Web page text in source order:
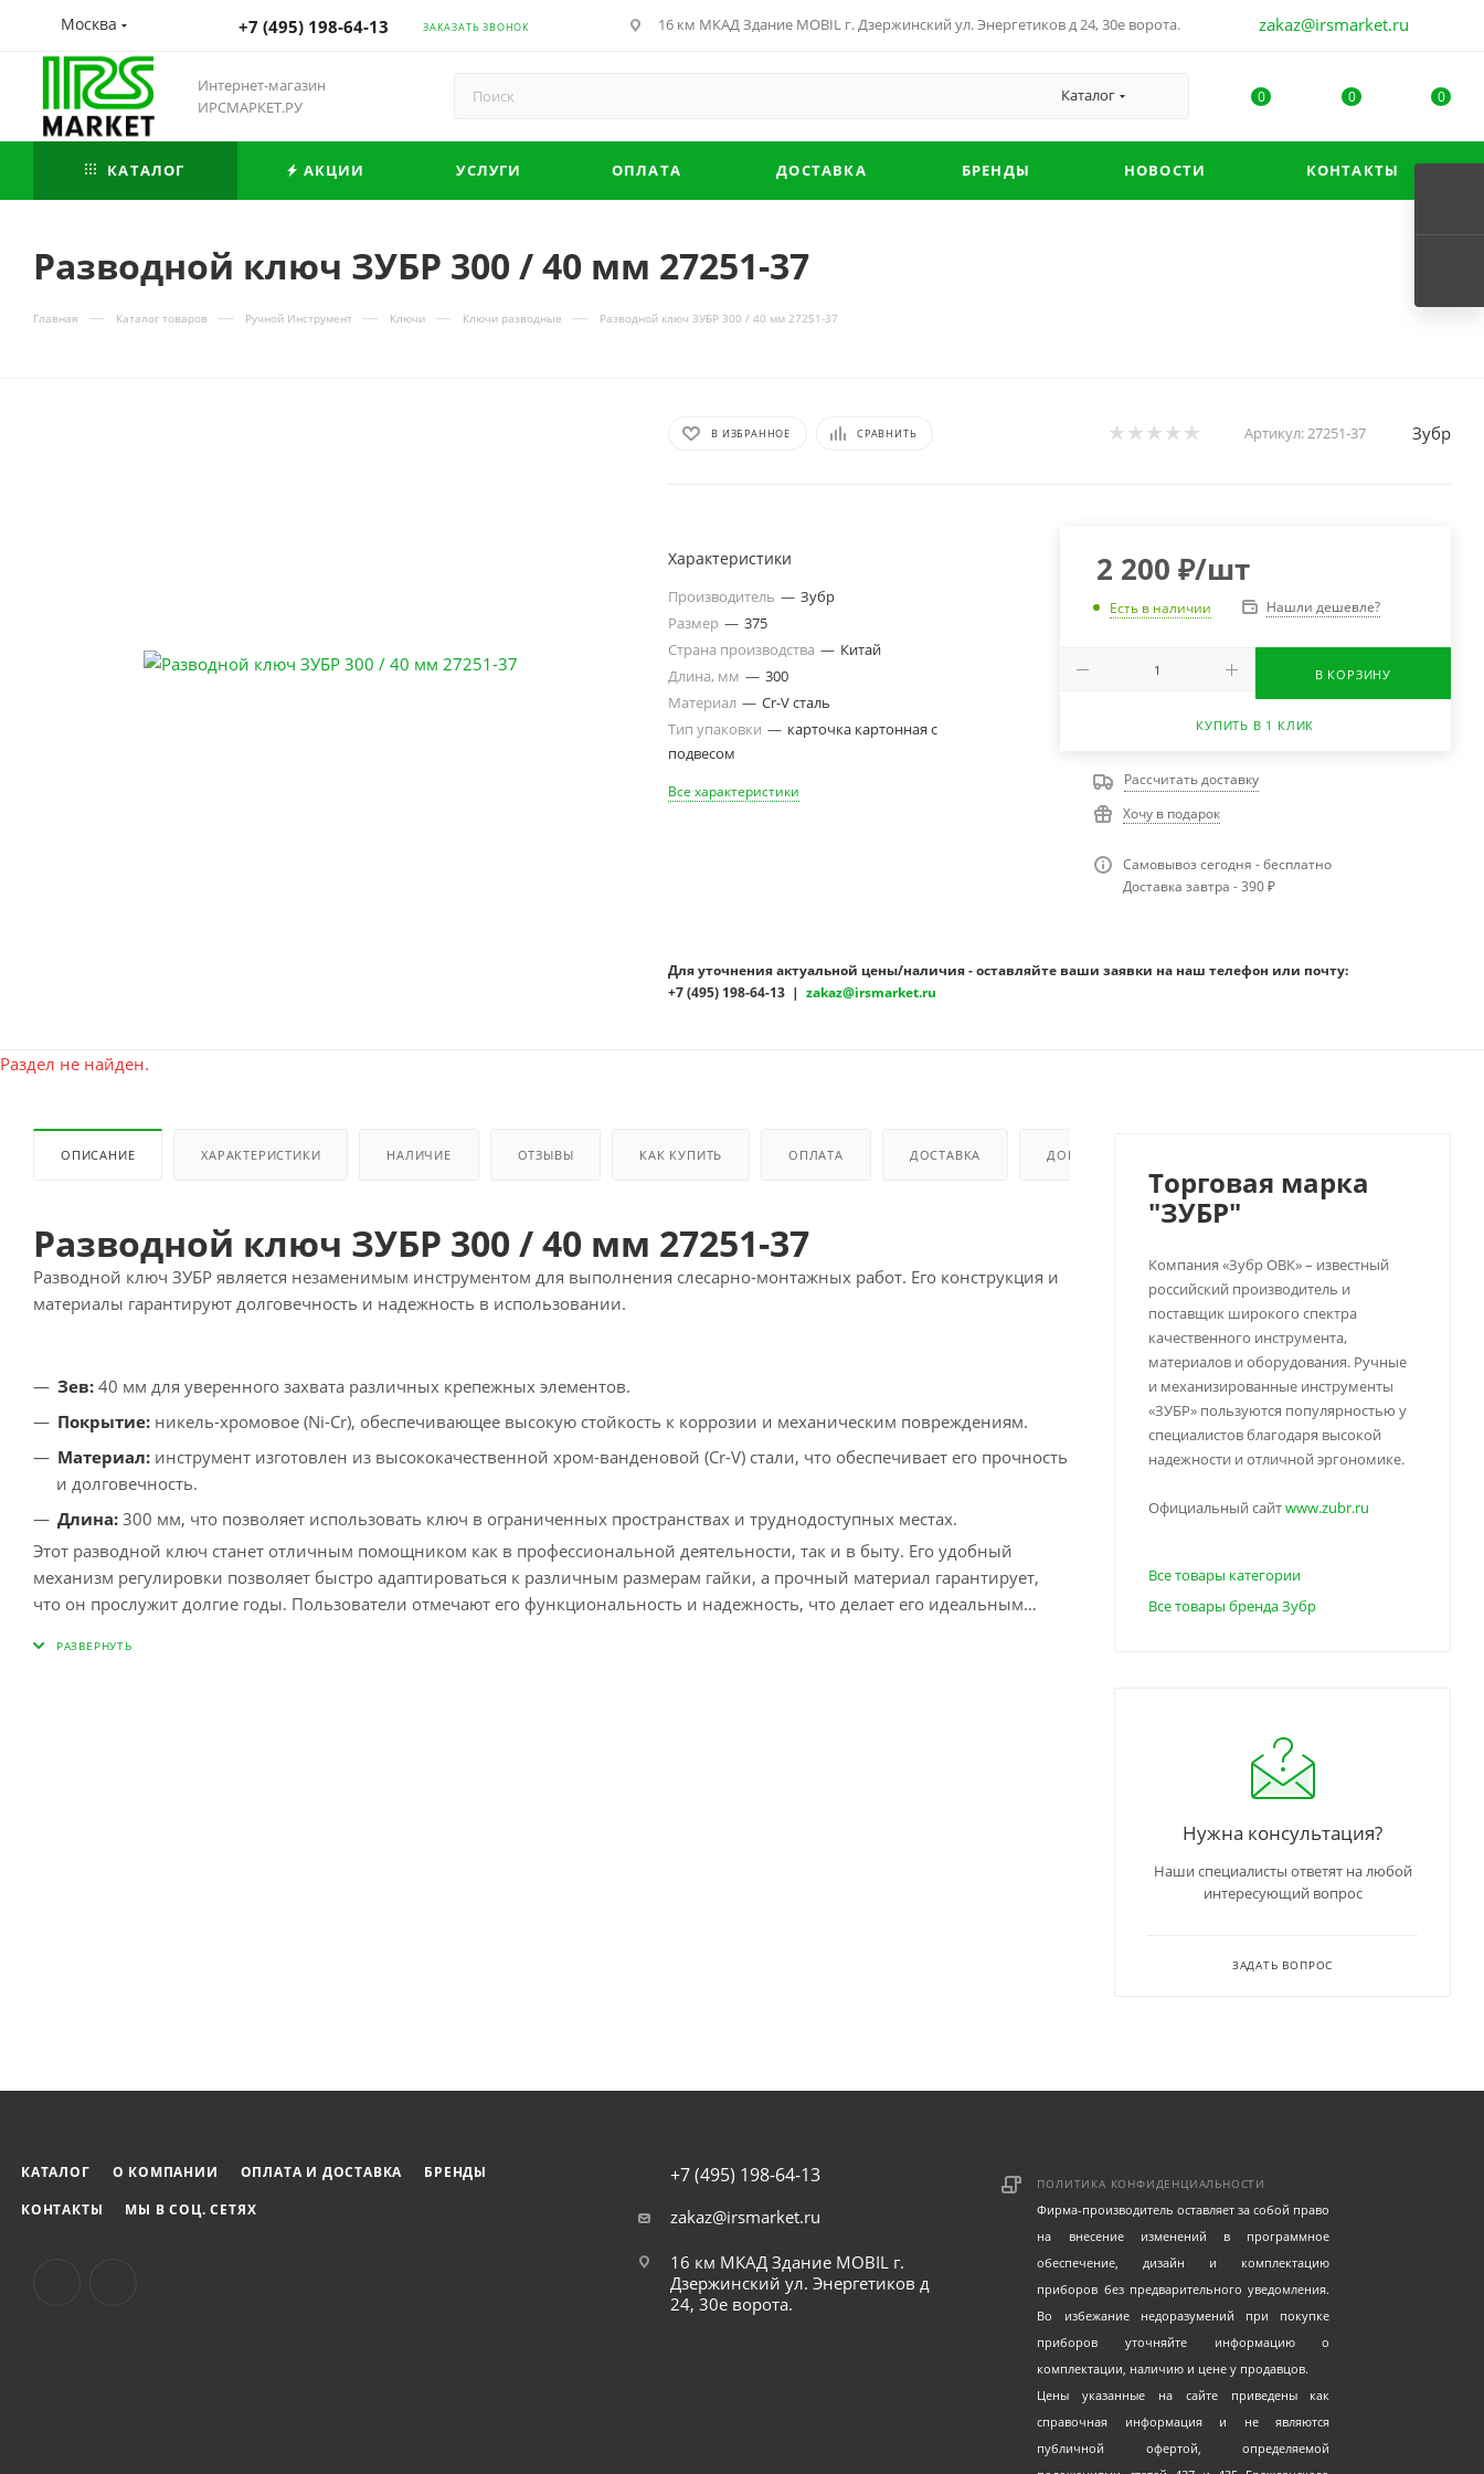
Москва +7 (495) 198-64-13 ЗАКАЗАТЬ ЗВОНОК 16 км МКАД Здание MOBIL г. Дзержинский ул. Энергетиков д 24, 30е ворота. zakaz@irsmarket.ru
Интернет-магазин
ИРСМАРКЕТ.РУ
Каталог 0 0 0
КАТАЛОГ АКЦИИ УСЛУГИ ОПЛАТА ДОСТАВКА БРЕНДЫ НОВОСТИ КОНТАКТЫ
Разводной ключ ЗУБР 300 / 40 мм 27251-37
Главная — Каталог товаров — Ручной Инструмент — Ключи — Ключи разводные — Разводной ключ ЗУБР 300 / 40 мм 27251-37
В ИЗБРАННОЕ СРАВНИТЬ Артикул:27251-37 Зубр
Характеристики
Производитель — Зубр
Размер — 375
Страна производства — Китай
Длина, мм — 300
Материал — Cr-V сталь
Тип упаковки — карточка картонная с
подвесом
Все характеристики
2 200 ₽/шт
Есть в наличии Нашли дешевле?
В КОРЗИНУ
КУПИТЬ В 1 КЛИК
Рассчитать доставку
Хочу в подарок
Самовывоз сегодня - бесплатно
Доставка завтра - 390 ₽
Для уточнения актуальной цены/наличия - оставляйте ваши заявки на наш телефон или почту:
+7 (495) 198-64-13 |zakaz@irsmarket.ru
Раздел не найден.
ОПИСАНИЕ ХАРАКТЕРИСТИКИ НАЛИЧИЕ ОТЗЫВЫ КАК КУПИТЬ ОПЛАТА ДОСТАВКА ДОПОЛНИТЕЛЬНО
Разводной ключ ЗУБР 300 / 40 мм 27251-37
Разводной ключ ЗУБР является незаменимым инструментом для выполнения слесарно-монтажных работ. Его конструкция и
материалы гарантируют долговечность и надежность в использовании.
Зев: 40 мм для уверенного захвата различных крепежных элементов.
Покрытие: никель-хромовое (Ni-Cr), обеспечивающее высокую стойкость к коррозии и механическим повреждениям.
Материал: инструмент изготовлен из высококачественной хром-ванденовой (Cr-V) стали, что обеспечивает его прочность
и долговечность.
Длина: 300 мм, что позволяет использовать ключ в ограниченных пространствах и труднодоступных местах.
Этот разводной ключ станет отличным помощником как в профессиональной деятельности, так и в быту. Его удобный
механизм регулировки позволяет быстро адаптироваться к различным размерам гайки, а прочный материал гарантирует,
что он прослужит долгие годы. Пользователи отмечают его функциональность и надежность, что делает его идеальным
Торговая марка
"ЗУБР"
Компания «Зубр ОВК» – известный
российский производитель и
поставщик широкого спектра
качественного инструмента,
материалов и оборудования. Ручные
и механизированные инструменты
«ЗУБР» пользуются популярностью у
специалистов благодаря высокой
надежности и отличной эргономике.
Официальный сайтwww.zubr.ru
Все товары категории
Все товары бренда Зубр
Нужна консультация?
Наши специалисты ответят на любой
интересующий вопрос
ЗАДАТЬ ВОПРОС
КАТАЛОГ О КОМПАНИИ ОПЛАТА И ДОСТАВКА
БРЕНДЫ
КОНТАКТЫ
МЫ В СОЦ. СЕТЯХ
+7 (495) 198-64-13
zakaz@irsmarket.ru
16 км МКАД Здание MOBIL г.
Дзержинский ул. Энергетиков д
24, 30е ворота.
ПОЛИТИКА КОНФИДЕНЦИАЛЬНОСТИ
Фирма-производитель оставляет за собой право
на внесение изменений в программное
обеспечение, дизайн и комплектацию
приборов без предварительного уведомления.
Во избежание недоразумений при покупке
приборов уточняйте информацию о
комплектации, наличию и цене у продавцов.
Цены указанные на сайте приведены как
справочная информация и не являются
публичной офертой, определяемой